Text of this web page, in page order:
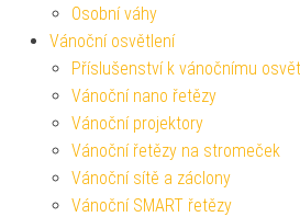
Osobní váhy
Vánoční osvětlení
Příslušenství k vánočnímu
Vánoční nano řetězy
Vánoční projektory
Vánoční řetězy na stromeček
Vánoční sítě a záclony
Vánoční SMART řetězy